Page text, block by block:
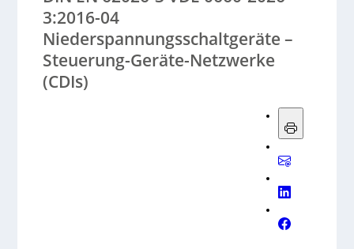
3:2016-04
Niederspannungsschaltgeräte –
Steuerung-Geräte-Netzwerke
(CDIs)